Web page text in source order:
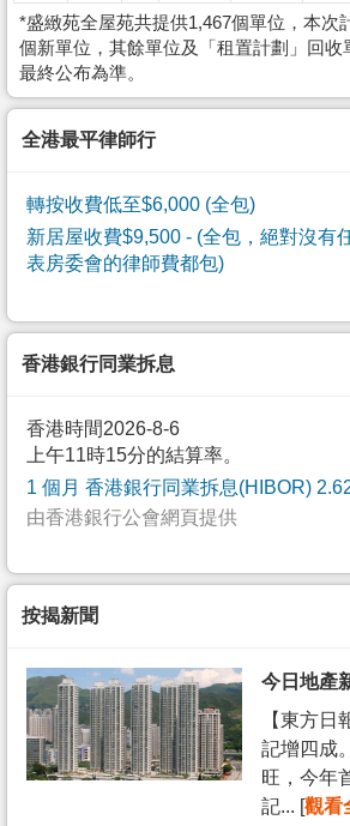
*盛緻苑全屋苑共提供1,467個單位，本次
個新單位，其餘單位及「租置計劃」回收
最終公布為準。
全港最平律師行
轉按收費低至$6,000 (全包)
新居屋收費$9,500 - (全包，絕對沒有
表房委會的律師費都包)
香港銀行同業拆息
香港時間2026-8-6
上午11時15分的結算率。
1 個月 香港銀行同業拆息(HIBOR)
由香港銀行公會網頁提供
按揭新聞
今日地產
【東方日
記增四成
旺，今年
記... [觀看